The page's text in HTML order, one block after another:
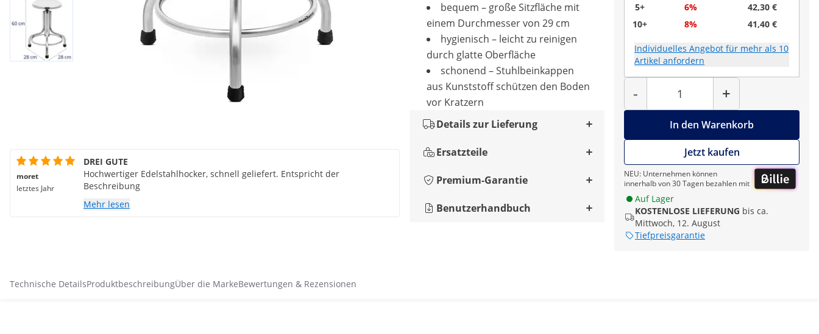
5+
6%
42,30 €
10+
8% 41,40 €
Individuelles Angebot für mehr als 10
Artikel anfordern
-
Menge
+
In den Warenkorb
Jetzt kaufen
NEU: Unternehmen können
innerhalb von 30 Tagen bezahlen mit
Auf Lager
KOSTENLOSE LIEFERUNG bis ca.
Mittwoch, 12. August
Tiefpreisgarantie
bequem – große Sitzfläche mit
einem Durchmesser von 29 cm
hygienisch – leicht zu reinigen
durch glatte Oberfläche
schonend – Stuhlbeinkappen
aus Kunststoff schützen den Boden
vor Kratzern
Details zur Lieferung
Ersatzteile
Premium-Garantie
Benutzerhandbuch
moret
letztes Jahr
DREI GUTE
Hochwertiger Edelstahlhocker, schnell geliefert. Entspricht der
Beschreibung
Mehr lesen
Technische DetailsProduktbeschreibungÜber die MarkeBewertungen & Rezensionen